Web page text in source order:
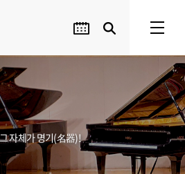
자체가 명기(名器)!